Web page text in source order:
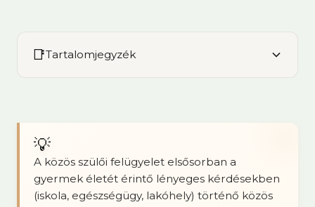
📑Tartalomjegyzék
💡
A közös szülői felügyelet elsősorban a
gyermek életét érintő lényeges kérdésekben
(iskola, egészségügy, lakóhely) történő közös